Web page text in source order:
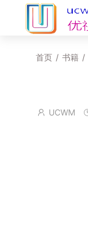
首页 / 书籍 /
UCWM